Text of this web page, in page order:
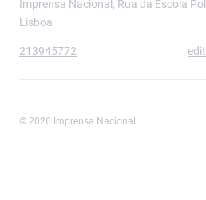
Imprensa Nacional, Rua da Escola
Lisboa
213945772
© 2026 Imprensa Nacional